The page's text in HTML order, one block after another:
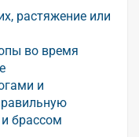
растяжение или
во время
и
брассом